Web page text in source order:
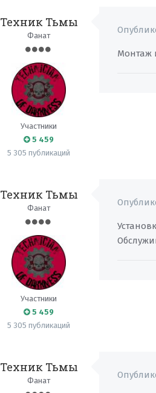
Техник Тьмы
Фанат
Участники
5 459
5 305 публикаций
Монтаж
Техник Тьмы
Фанат
Участники
5 459
5 305 публикаций
Техник Тьмы
Фанат